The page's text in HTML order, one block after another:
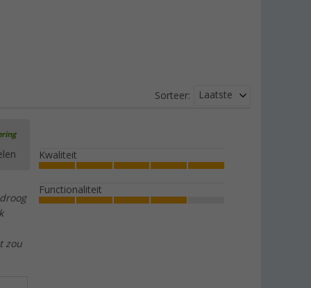
Sorteer: Laatste
zou
Kwaliteit
Functionaliteit